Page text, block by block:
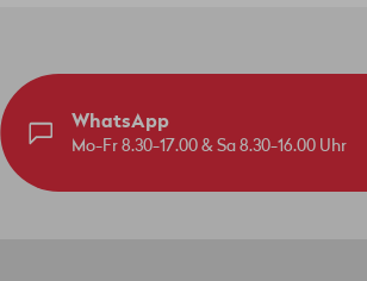
WhatsApp
Mo-Fr 8.30-17.00 & Sa 8.30-16.00 Uhr